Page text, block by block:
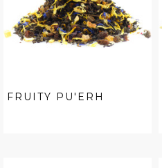
FRUITY PU'ERH